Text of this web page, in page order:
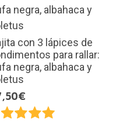
con 3 lápices de
para rallar:
negra, albahaca y